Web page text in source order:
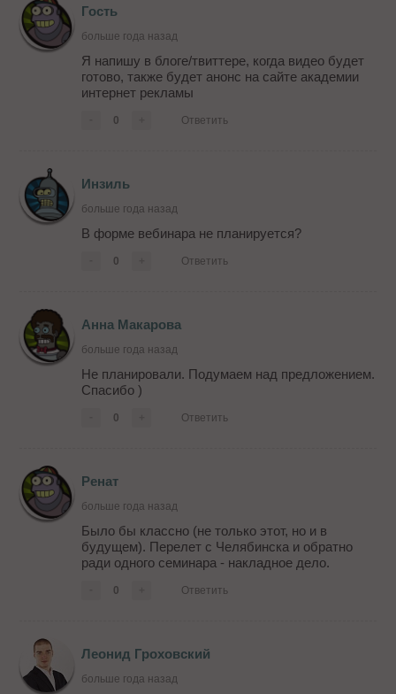
Гость
больше года назад
Я напишу в блоге/твиттере, когда видео будет
готово, также будет анонс на сайте академии
интернет рекламы
0 Ответить
Инзиль
больше года назад
В форме вебинара не планируется?
0 Ответить
Анна Макарова
больше года назад
Не планировали. Подумаем над предложением.
Спасибо )
0 Ответить
Ренат
больше года назад
Было бы классно (не только этот, но и в
будущем). Перелет с Челябинска и обратно
ради одного семинара - накладное дело.
0 Ответить
Леонид Гроховский
больше года назад